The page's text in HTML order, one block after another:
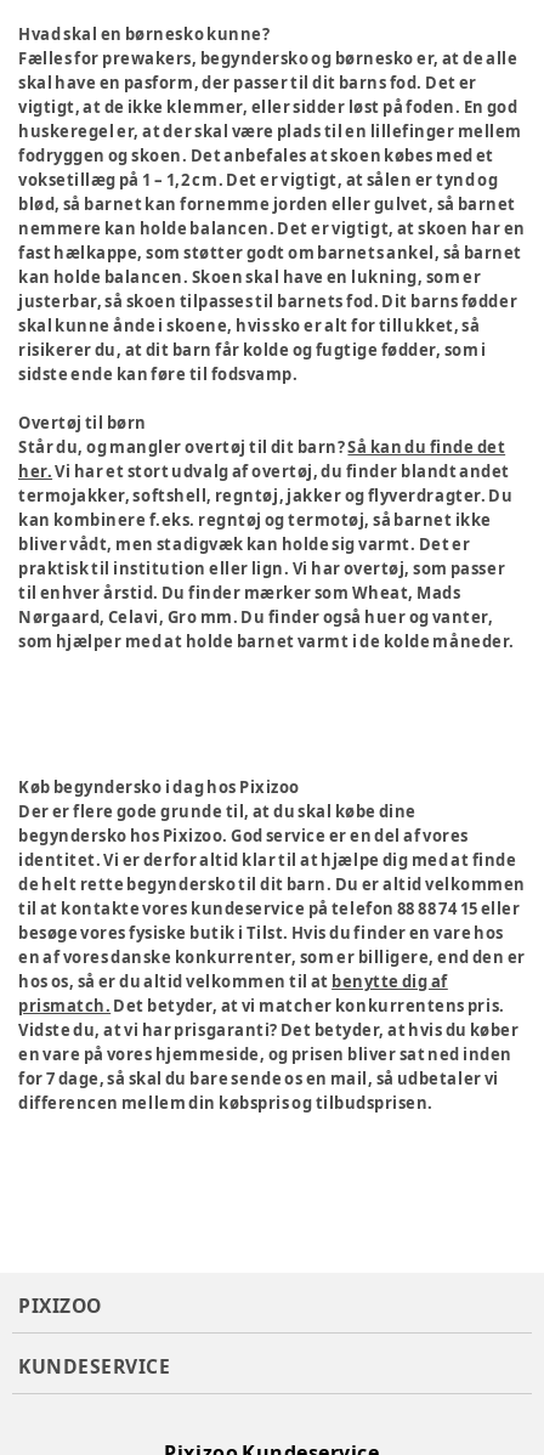
Hvad skal en børnesko kunne?
Fælles for prewakers, begyndersko og børnesko er, at de alle
skal have en pasform, der passer til dit barns fod. Det er
vigtigt, at de ikke klemmer, eller sidder løst på foden. En god
huskeregel er, at der skal være plads til en lillefinger mellem
fodryggen og skoen. Det anbefales at skoen købes med et
voksetillæg på 1 – 1,2 cm. Det er vigtigt, at sålen er tynd og
blød, så barnet kan fornemme jorden eller gulvet, så barnet
nemmere kan holde balancen. Det er vigtigt, at skoen har en
fast hælkappe, som støtter godt om barnets ankel, så barnet
kan holde balancen. Skoen skal have en lukning, som er
justerbar, så skoen tilpasses til barnets fod. Dit barns fødder
skal kunne ånde i skoene, hvis sko er alt for tillukket, så
risikerer du, at dit barn får kolde og fugtige fødder, som i
sidste ende kan føre til fodsvamp.
Overtøj til børn
Står du, og mangler overtøj til dit barn?Så kan du finde det
her.Vi har et stort udvalg af overtøj, du finder blandt andet
termojakker, softshell, regntøj, jakker og flyverdragter. Du
kan kombinere f.eks. regntøj og termotøj, så barnet ikke
bliver vådt, men stadigvæk kan holde sig varmt. Det er
praktisk til institution eller lign. Vi har overtøj, som passer
til enhver årstid. Du finder mærker som Wheat, Mads
Nørgaard, Celavi, Gro mm. Du finder også huer og vanter,
som hjælper med at holde barnet varmt i de kolde måneder.
Køb begyndersko i dag hos Pixizoo
Der er flere gode grunde til, at du skal købe dine
begyndersko hos Pixizoo. God service er en del af vores
identitet. Vi er derfor altid klar til at hjælpe dig med at finde
de helt rette begyndersko til dit barn. Du er altid velkommen
til at kontakte vores kundeservice på telefon 88 88 74 15 eller
besøge vores fysiske butik i Tilst. Hvis du finder en vare hos
en af vores danske konkurrenter, som er billigere, end den er
hos os, så er du altid velkommen til at benytte dig af
prismatch. Det betyder, at vi matcher konkurrentens pris.
Vidste du, at vi har prisgaranti? Det betyder, at hvis du køber
en vare på vores hjemmeside, og prisen bliver sat ned inden
for 7 dage, så skal du bare sende os en mail, så udbetaler vi
differencen mellem din købspris og tilbudsprisen.
PIXIZOO
KUNDESERVICE